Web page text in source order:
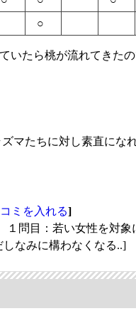
○
いたら桃が流れてきた
マたちに対し素直にな
ミを入れる]
１問目：若い女性を対
なみに構わなくなる..]